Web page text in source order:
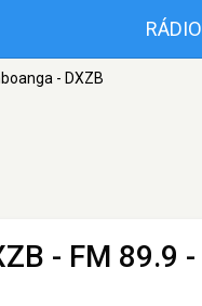
RÁDIO
- DXZB
- FM 89.9 -